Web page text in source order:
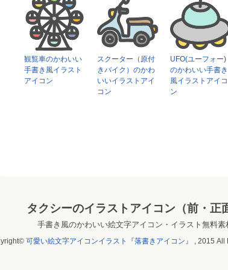
観覧車のかわいい
手書き風イラスト
アイコン
スクーター（原付
きバイク）のかわ
いいイラストアイ
コン
UFO(ユーフォー)
のかわいい手書き
風イラストアイコ
ン
タクシーのイラストアイコン（前・正
手書き風のかわいい絵文字アイコン・イラスト無料素
可愛い絵文字アイコンイラスト『落書きアイコン』 , 2015 All